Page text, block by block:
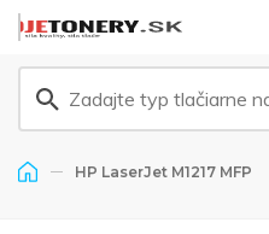
HP LaserJet M1217 MFP